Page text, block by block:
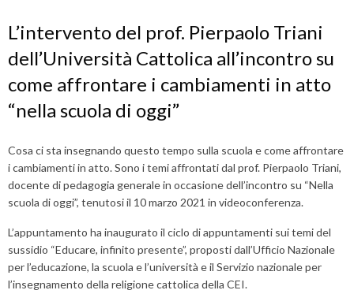
L’intervento del prof. Pierpaolo Triani
dell’Università Cattolica all’incontro su
come affrontare i cambiamenti in atto
“nella scuola di oggi”
Cosa ci sta insegnando questo tempo sulla scuola e come affrontare
i cambiamenti in atto. Sono i temi affrontati dal prof. Pierpaolo Triani,
docente di pedagogia generale in occasione dell’incontro su “Nella
scuola di oggi”, tenutosi il 10 marzo 2021 in videoconferenza.
L’appuntamento ha inaugurato il ciclo di appuntamenti sui temi del
sussidio “Educare, infinito presente”, proposti dall’Ufficio Nazionale
per l’educazione, la scuola e l’università e il Servizio nazionale per
l’insegnamento della religione cattolica della CEI.